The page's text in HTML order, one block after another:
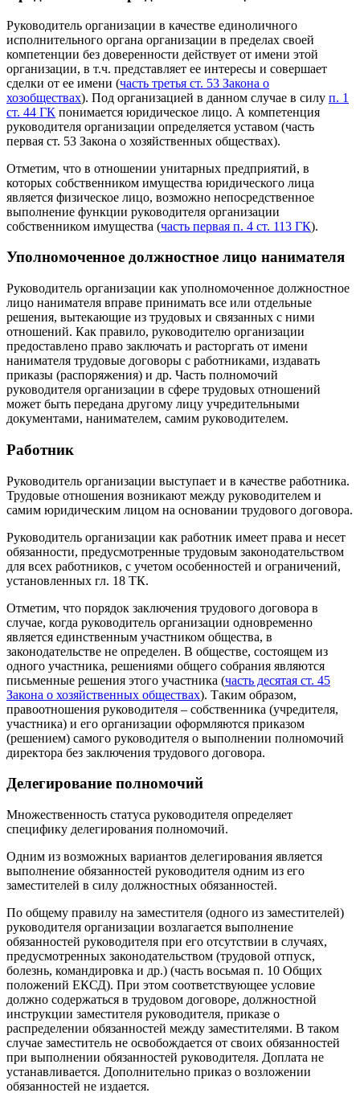
Руководитель организации в качестве единоличного
исполнительного органа организации в пределах своей
компетенции без доверенности действует от имени этой
организации, в т.ч. представляет ее интересы и совершает
сделки от ее имени (часть третья ст. 53 Закона о
хозобществах). Под организацией в данном случае в силу п. 1
ст. 44 ГК понимается юридическое лицо. А компетенция
руководителя организации определяется уставом (часть
первая ст. 53 Закона о хозяйственных обществах).
Отметим, что в отношении унитарных предприятий, в
которых собственником имущества юридического лица
является физическое лицо, возможно непосредственное
выполнение функции руководителя организации
собственником имущества (часть первая п. 4 ст. 113 ГК).
Уполномоченное должностное лицо нанимателя
Руководитель организации как уполномоченное должностное
лицо нанимателя вправе принимать все или отдельные
решения, вытекающие из трудовых и связанных с ними
отношений. Как правило, руководителю организации
предоставлено право заключать и расторгать от имени
нанимателя трудовые договоры с работниками, издавать
приказы (распоряжения) и др. Часть полномочий
руководителя организации в сфере трудовых отношений
может быть передана другому лицу учредительными
документами, нанимателем, самим руководителем.
Работник
Руководитель организации выступает и в качестве работника.
Трудовые отношения возникают между руководителем и
самим юридическим лицом на основании трудового договора.
Руководитель организации как работник имеет права и несет
обязанности, предусмотренные трудовым законодательством
для всех работников, с учетом особенностей и ограничений,
установленных гл. 18 ТК.
Отметим, что порядок заключения трудового договора в
случае, когда руководитель организации одновременно
является единственным участником общества, в
законодательстве не определен. В обществе, состоящем из
одного участника, решениями общего собрания являются
письменные решения этого участника (часть десятая ст. 45
Закона о хозяйственных обществах). Таким образом,
правоотношения руководителя – собственника (учредителя,
участника) и его организации оформляются приказом
(решением) самого руководителя о выполнении полномочий
директора без заключения трудового договора.
Делегирование полномочий
Множественность статуса руководителя определяет
специфику делегирования полномочий.
Одним из возможных вариантов делегирования является
выполнение обязанностей руководителя одним из его
заместителей в силу должностных обязанностей.
По общему правилу на заместителя (одного из заместителей)
руководителя организации возлагается выполнение
обязанностей руководителя при его отсутствии в случаях,
предусмотренных законодательством (трудовой отпуск,
болезнь, командировка и др.) (часть восьмая п. 10 Общих
положений ЕКСД). При этом соответствующее условие
должно содержаться в трудовом договоре, должностной
инструкции заместителя руководителя, приказе о
распределении обязанностей между заместителями. В таком
случае заместитель не освобождается от своих обязанностей
при выполнении обязанностей руководителя. Доплата не
устанавливается. Дополнительно приказ о возложении
обязанностей не издается.